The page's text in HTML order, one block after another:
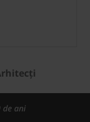
de ani